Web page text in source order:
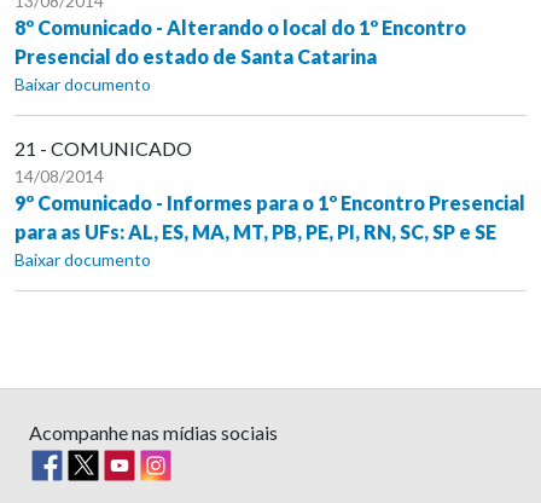
8º Comunicado - Alterando o local do 1º Encontro
Presencial do estado de Santa Catarina
Baixar documento
21 - COMUNICADO
14/08/2014
9º Comunicado - Informes para o 1º Encontro Presencial
para as UFs: AL, ES, MA, MT, PB, PE, PI, RN, SC, SP e SE
Baixar documento
Acompanhe nas mídias sociais